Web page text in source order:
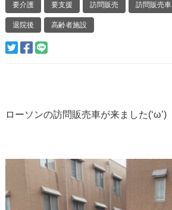
要介護 要支援 訪問販売 訪問販売車
退院後 高齢者施設
ローソンの訪問販売車が来ました(‘ω’)